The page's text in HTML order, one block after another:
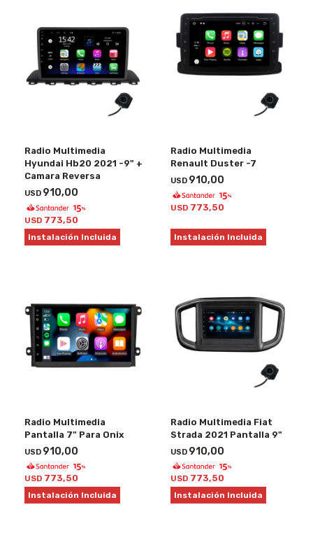
Radio Multimedia
Hyundai Hb20 2021 -9" +
Camara Reversa
USD 910,00
USD 773,50
Instalación Incluida
Radio Multimedia
Renault Duster -7
USD 910,00
USD 773,50
Instalación Incluida
Radio Multimedia
Pantalla 7" Para Onix
USD 910,00
USD 773,50
Instalación Incluida
Radio Multimedia Fiat
Strada 2021 Pantalla 9"
USD 910,00
USD 773,50
Instalación Incluida